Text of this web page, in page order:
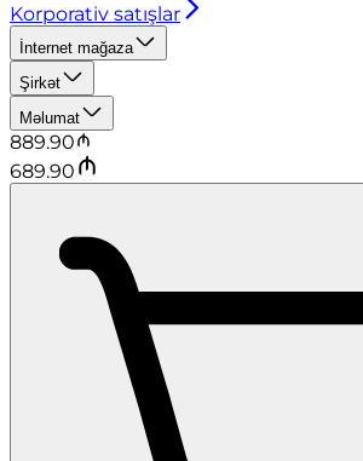
Korporativ satışlar
İnternet mağaza
Şirkət
Məlumat
889.90
689.90